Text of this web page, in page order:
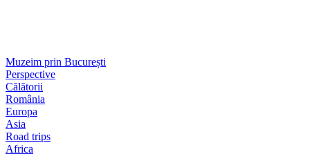
Muzeim prin București
Perspective
Călătorii
România
Europa
Asia
Road trips
Africa